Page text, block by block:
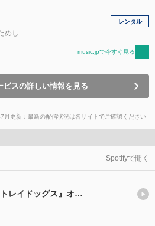
めし
レンタル
music.jpで今すぐ見る
ビスの詳しい情報を見る
月更新：最新の配信状況は各サイトでご確認ください
Spotifyで開く
TVアニメ『文豪ストレイドッグス』オリジナルサウンドトラック03